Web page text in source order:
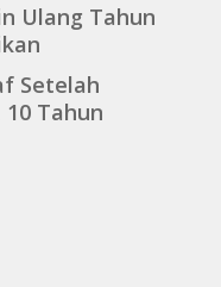
Ulang Tahun
Setelah
Tahun